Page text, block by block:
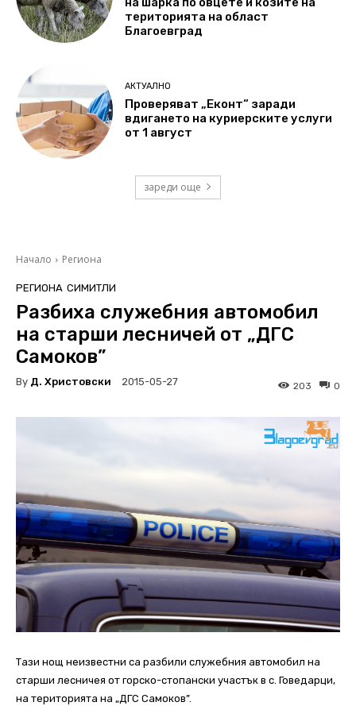
територията на област
Благоевград
АКТУАЛНО
Проверяват „Еконт“ заради
вдигането на куриерските услуги
от 1 август
зареди още